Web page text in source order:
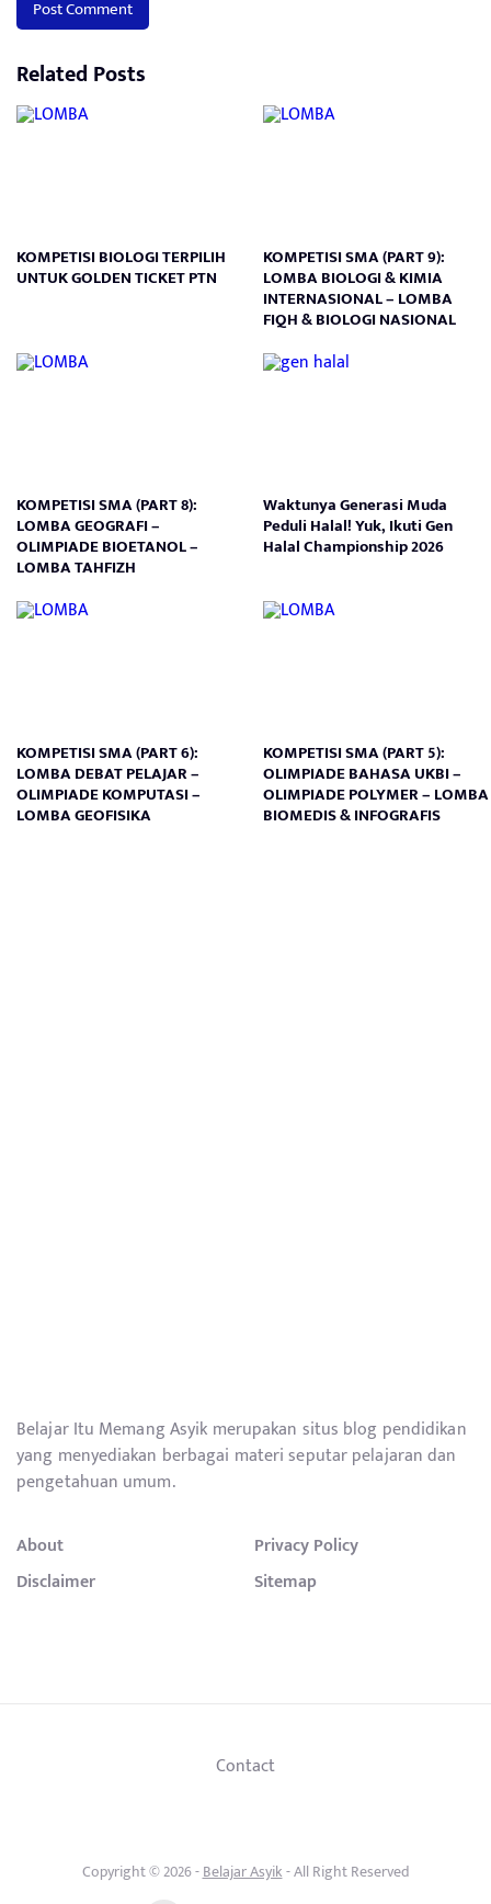
Related Posts
KOMPETISI BIOLOGI TERPILIH
UNTUK GOLDEN TICKET PTN
KOMPETISI SMA (PART 9):
LOMBA BIOLOGI & KIMIA
INTERNASIONAL – LOMBA
FIQH & BIOLOGI NASIONAL
KOMPETISI SMA (PART 8):
LOMBA GEOGRAFI –
OLIMPIADE BIOETANOL –
LOMBA TAHFIZH
Waktunya Generasi Muda
Peduli Halal! Yuk, Ikuti Gen
Halal Championship 2026
KOMPETISI SMA (PART 6):
LOMBA DEBAT PELAJAR –
OLIMPIADE KOMPUTASI –
LOMBA GEOFISIKA
KOMPETISI SMA (PART 5):
OLIMPIADE BAHASA UKBI –
OLIMPIADE POLYMER – LOMBA
BIOMEDIS & INFOGRAFIS
Belajar Itu Memang Asyik merupakan situs blog pendidikan
yang menyediakan berbagai materi seputar pelajaran dan
pengetahuan umum.
About
Privacy Policy
Disclaimer
Sitemap
Contact
Copyright © 2026 -Belajar Asyik- All Right Reserved